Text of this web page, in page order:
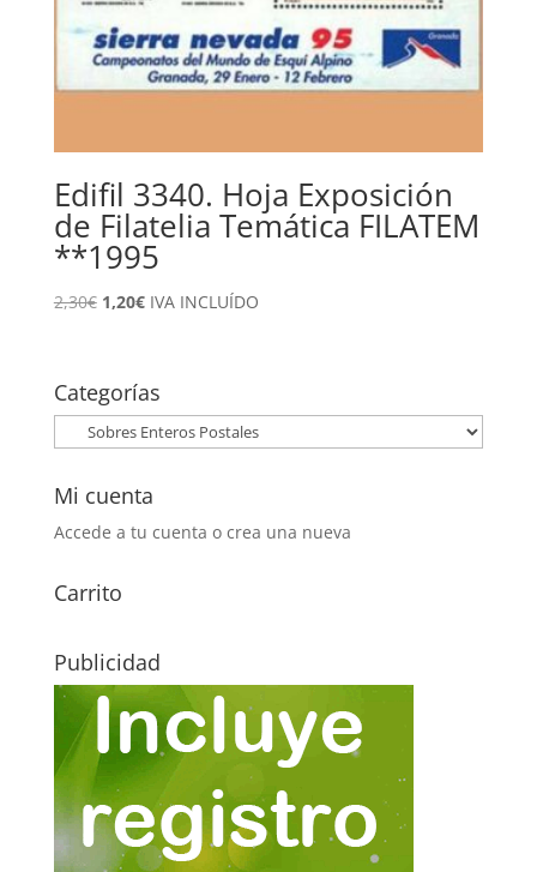
Edifil 3340. Hoja Exposición
de Filatelia Temática FILATEM
**1995
2,30€ El
era:
2,30€.
1,20€El
es:
1,20€.
IVA INCLUÍDO
Categorías
Mi cuenta
Accede a tu cuenta o crea una nueva
Carrito
Publicidad